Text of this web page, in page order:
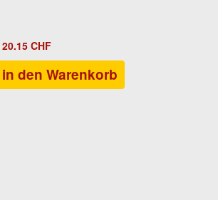
hoch ?
20.15 CHF
den Warenkorb